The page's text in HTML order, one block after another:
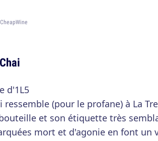
d'1L5
ressemble (pour le profane) à La
et son étiquette très
mort et d'agonie en font un